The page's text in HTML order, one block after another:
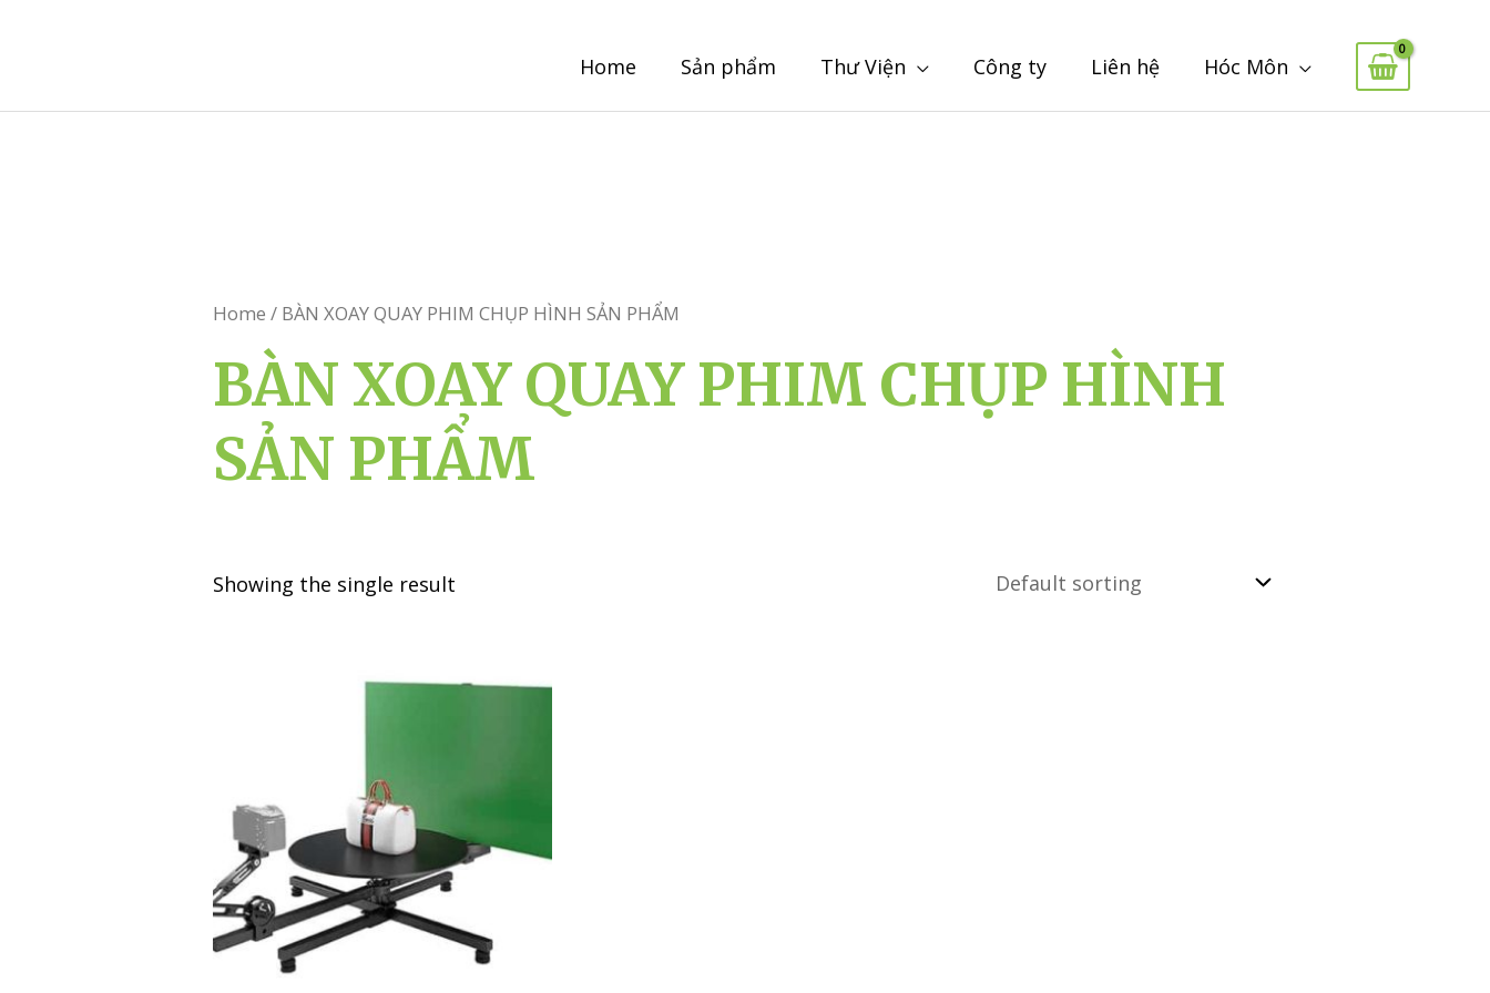
Home Sản phẩm Thư Viện Công ty Liên hệ Hóc Môn
Home / BÀN XOAY QUAY PHIM CHỤP HÌNH SẢN PHẨM
BÀN XOAY QUAY PHIM CHỤP HÌNH
SẢN PHẨM
Showing the single result